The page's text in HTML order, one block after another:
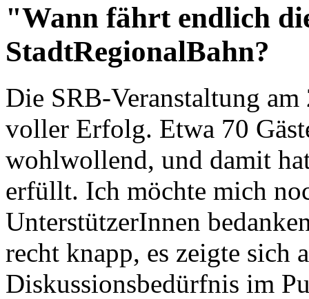
"Wann fährt endlich
StadtRegionalBahn?
Die SRB-Veranstaltung
voller Erfolg. Etwa 70
wohlwollend, und damit
erfüllt. Ich möchte mich
UnterstützerInnen
recht knapp, es zeigte sich
Diskussionsbedürfnis im